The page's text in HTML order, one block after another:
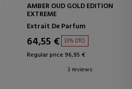
AMBER OUD GOLD EDITION
EXTREME
Extrait De Parfum
64,55 € 33% DTO.
Regular price 96,95 €
3 reviews